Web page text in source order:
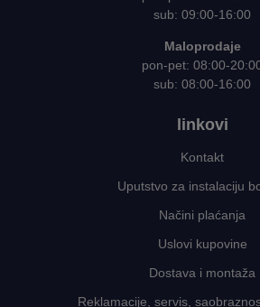
sub: 09:00-16:00
Maloprodaje
pon-pet: 08:00-
sub: 08:00-16:00
linkovi
Kontakt
Uputstvo za instalaciju
Načini plaćanja
Uslovi kupovine
Dostava i montaža
Reklamacije, servis,